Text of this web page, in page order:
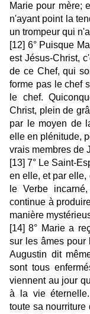
Marie pour mère;
n'ayant point la
un trompeur qui
[12] 6° Puisque
est Jésus-Christ,
de ce Chef, qui
forme pas le chef
le chef.
Christ, plein de
par le moyen de
elle en plénitude,
vrais membres de
[13] 7° Le Saint-
en elle, et par elle,
le Verbe
continue à
manière
[14] 8° Marie a
sur les âmes pour
Augustin dit
sont tous
viennent au jour
à la vie
toute sa nourriture